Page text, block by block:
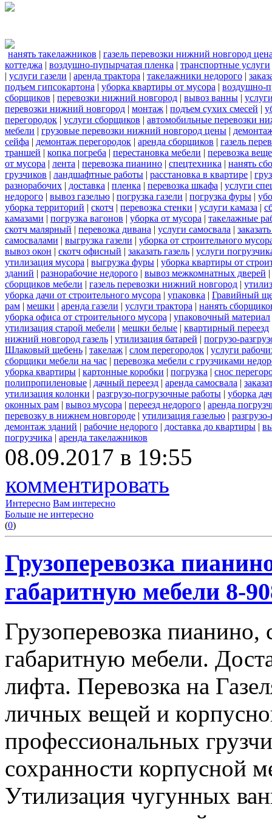
нанять такелажников | газель перевозки нижний новгород
коттеджа | воздушно-пупырчатая пленка | транспортные услуги
| услуги газели | аренда трактора | такелажники недорого |
подъем гипсокартона | уборка квартиры от мусора | воздушно-
сборщиков | перевозки нижний новгород | вывоз ванны |
перевозки нижний новгород | монтаж | подъем сухих смесей |
перегородок | услуги сборщиков | автомобильные перевозки
мебели | грузовые перевозки нижний новгород цены |
сейфа | демонтаж перегородок | аренда сборщиков | газель
траншей | копка погреба | перестановка мебели | перевозка
от мусора | лента | перевозка пианино | спецтехника | нанять
грузчиков | ландшафтные работы | расстановка в квартире |
разнорабочих | доставка | пленка | перевозка шкафа | услуги
недорого | вывоз газелью | погрузка газели | погрузка фуры |
уборка территорий | скотч | перевозка стенки | услуги камаза |
камазами | погрузка вагонов | уборка от мусора | такелажные
скотч малярный | перевозка дивана | услуги самосвала |
самосвалами | выгрузка газели | уборка от строительного
вывоз окон | скотч офисный | заказать газель | услуги
утилизация мусора | выгрузка фуры | уборка квартиры от
зданий | разнорабочие недорого | вывоз межкомнатных дверей |
сборщиков мебели | газель перевозки нижний новгород |
уборка дачи от строительного мусора | упаковка | Гравийный
рам | мешки | аренда газели | услуги трактора | нанять
уборка офиса от строительного мусора | упаковочный материал
утилизация старой мебели | мешки белые | квартирный переезд
нижний новгород газель | утилизация батарей | погрузо-
Шлаковый щебень | такелаж | слом перегородок | услуги
сборщики мебели на час | перевозка мебели с грузчиками
уборка квартиры | картонные коробки | погрузка | снос
полипропиленовые | дачный переезд | аренда самосвала |
утилизация колонки | разгрузо-погрузочные работы | уборка
оконных рам | вывоз мусора | переезд недорого | аренда
перевозку в нижнем новгороде | утилизация газелью |
демонтаж зданий | рабочие недорого | доставка до квартиры |
погрузчика | аренда такелажников
08.09.2017 в 19:55
комментировать
Интересно Вам интересно
Больше не интересно
(0)
Грузоперевозка
габаритную мебели 8-
Грузоперевозка
габаритную мебели.
лифта. Перевозка на
личных вещей и
профессиональных
сохранности корпусной
Утилизация чугунных